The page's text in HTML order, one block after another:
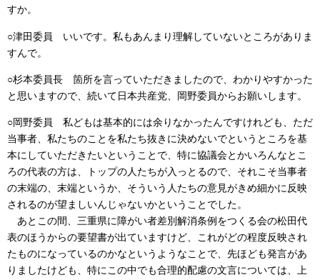
すか。
○津田委員 いいです。私もあんまり理解していないところがありま
すんで。
○杉本委員長 箇所を言っていただきましたので、わかりやすかった
と思いますので、続いて日本共産党、岡野委員からお願いします。
○岡野委員 私どもは基本的には余りなかったんですけれども、ただ
当事者、私たちのことを私たち抜きに決めないでというところを基
本にしていただきたいということで、特に協議会とかいろんなとこ
ろの代表の方は、トップの人たちが入っとるので、それこそ当事者
の末端の、末端というか、そういう人たちの意見がきめ細かに反映
されるのが望ましいんじゃないかということでした。
あとこの間、三重県に障がい者差別解消条例をつくる会の松田代
表のほうからの要望書が出ていますけど、これがどの程度反映され
たものになっているのかなというようなことで、先ほども発言があ
りましたけども、特にこの中でも合理的配慮の文言については、上